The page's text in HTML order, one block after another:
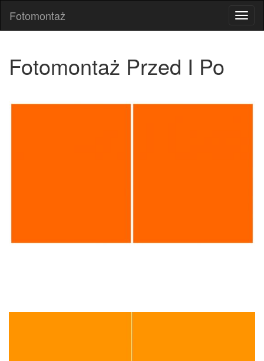
Fotomontaż
Fotomontaż Przed I Po